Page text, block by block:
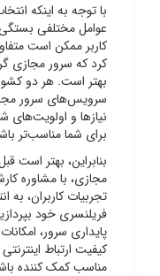
با توجه به اینکه
عوامل مختلفی
کاربر ممکن است
کرد که سرور مجازی
بهتر است. هر دو
سرویس‌های سرور
نیازها و اولویت‌های
برای شما مناسب‌تر
بنابراین، بهتر است
مجازی، با مشاوره
تجربیات کاربران،
فریلنسری خود
پایداری سرور،
کیفیت ارتباط
مناسب کمک کننده